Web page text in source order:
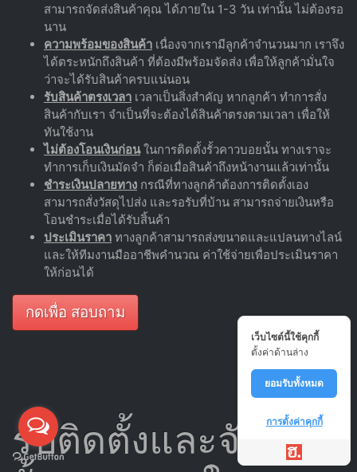
สามารถจัดส่งสินค้าคุณ ได้ภายใน 1-3 วัน เท่านั้น ไม่ต้องรอ
นาน
ความพร้อมของสินค้า เนื่องจากเรามีลูกค้าจำนวนมาก เราจึง
ได้ตระหนักถึงสินค้า ที่ต้องมีพร้อมจัดส่ง เพื่อให้ลูกค้ามั่นใจ
ว่าจะได้รับสินค้าครบแน่นอน
รับสินค้าตรงเวลา เวลาเป็นสิ่งสำคัญ หากลูกค้า ทำการสั่ง
สินค้ากับเรา จำเป็นที่จะต้องได้สินค้าตรงตามเวลา เพื่อให้
ทันใช้งาน
ไม่ต้องโอนเงินก่อนในการติดตั้งรั้วคาวบอยนั้น ทางเราจะ
ทำการเก็บเงินมัดจำ ก็ต่อเมื่อสินค้าถึงหน้างานแล้วเท่านั้น
ชำระเงินปลายทาง กรณีที่ทางลูกค้าต้องการติดตั้งเอง
สามารถสั่งวัสดุไปส่ง และรอรับที่บ้าน สามารถจ่ายเงินหรือ
โอนชำระเมื่อได้รับสิ้นค้า
ประเมินราคา ทางลูกค้าสามารถส่งขนาดและแปลนทางไลน์
และให้ทีมงานมืออาชีพคำนวณ ค่าใช้จ่ายเพื่อประเมินราคา
ให้ก่อนได้
กดเพื่อ สอบถาม
รับติดตั้งและจัดส่ง
เว็บไซต์นี้ใช้คุกกี้
ตั้งค่าด้านล่าง
ยอมรับทั้งหมด
การตั้งค่าคุกกี้